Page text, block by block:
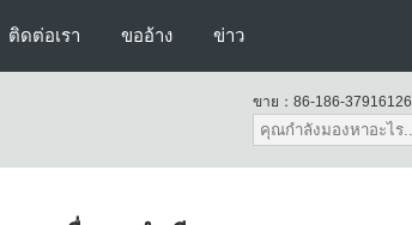
ติดต่อเรา ขออ้าง ข่าว
ขาย： 86-186-37916126